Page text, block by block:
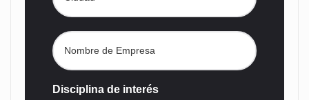
Disciplina de interés